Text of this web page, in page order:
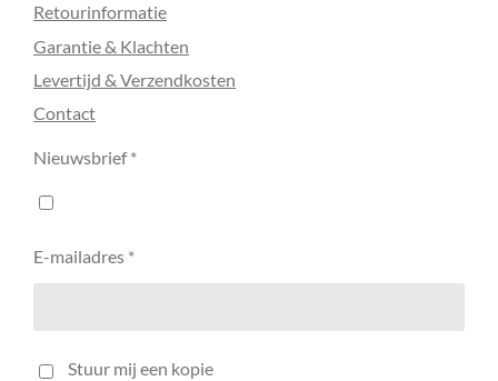
Retourinformatie
Garantie & Klachten
Levertijd & Verzendkosten
Contact
Nieuwsbrief *
E-mailadres *
Stuur mij een kopie